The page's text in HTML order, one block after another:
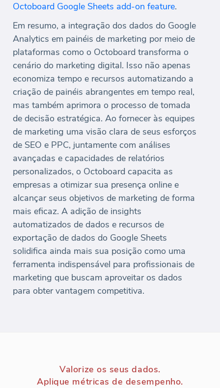
Octoboard Google Sheets add-on feature.
Em resumo, a integração dos dados do Google
Analytics em painéis de marketing por meio de
plataformas como o Octoboard transforma o
cenário do marketing digital. Isso não apenas
economiza tempo e recursos automatizando a
criação de painéis abrangentes em tempo real,
mas também aprimora o processo de tomada
de decisão estratégica. Ao fornecer às equipes
de marketing uma visão clara de seus esforços
de SEO e PPC, juntamente com análises
avançadas e capacidades de relatórios
personalizados, o Octoboard capacita as
empresas a otimizar sua presença online e
alcançar seus objetivos de marketing de forma
mais eficaz. A adição de insights
automatizados de dados e recursos de
exportação de dados do Google Sheets
solidifica ainda mais sua posição como uma
ferramenta indispensável para profissionais de
marketing que buscam aproveitar os dados
para obter vantagem competitiva.
Valorize os seus dados.
Aplique métricas de desempenho.